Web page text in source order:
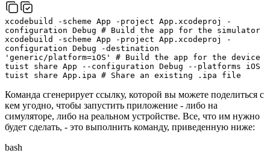
xcodebuild -scheme App -project App.xcodeproj
-
configuration Debug # Build the app for the simulator
xcodebuild
-scheme App -project App.xcodeproj
-
configuration Debug
-destination
'generic/platform=iOS'
# Build the app for the device
tuist
share App --configuration Debug --platforms
iOS
tuist
share App.ipa # Share an existing .ipa file
Команда сгенерирует ссылку, которой вы можете поделиться с
кем угодно, чтобы запустить приложение - либо на
симуляторе, либо на реальном устройстве. Все, что им нужно
будет сделать, - это выполнить команду, приведенную ниже:
bash